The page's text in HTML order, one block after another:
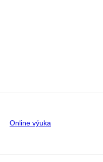
Online výuka